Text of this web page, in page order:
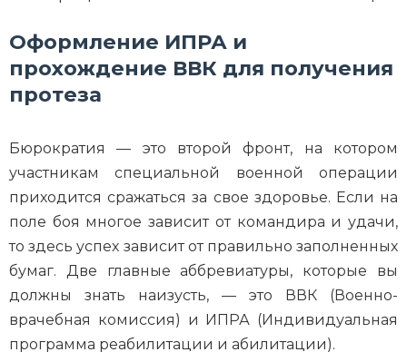
Оформление ИПРА и
прохождение ВВК для получения
протеза
Бюрократия — это второй фронт, на котором
участникам специальной военной операции
приходится сражаться за свое здоровье. Если на
поле боя многое зависит от командира и удачи,
то здесь успех зависит от правильно заполненных
бумаг. Две главные аббревиатуры, которые вы
должны знать наизусть, — это ВВК (Военно-
врачебная комиссия) и ИПРА (Индивидуальная
программа реабилитации и абилитации).